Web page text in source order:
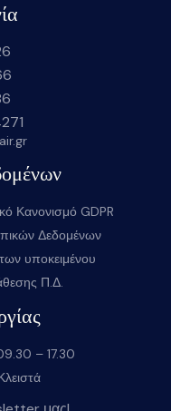
Κανονισμό GDPR
Δεδομένων
υποκειμένου
Π.Δ.
– 17.30